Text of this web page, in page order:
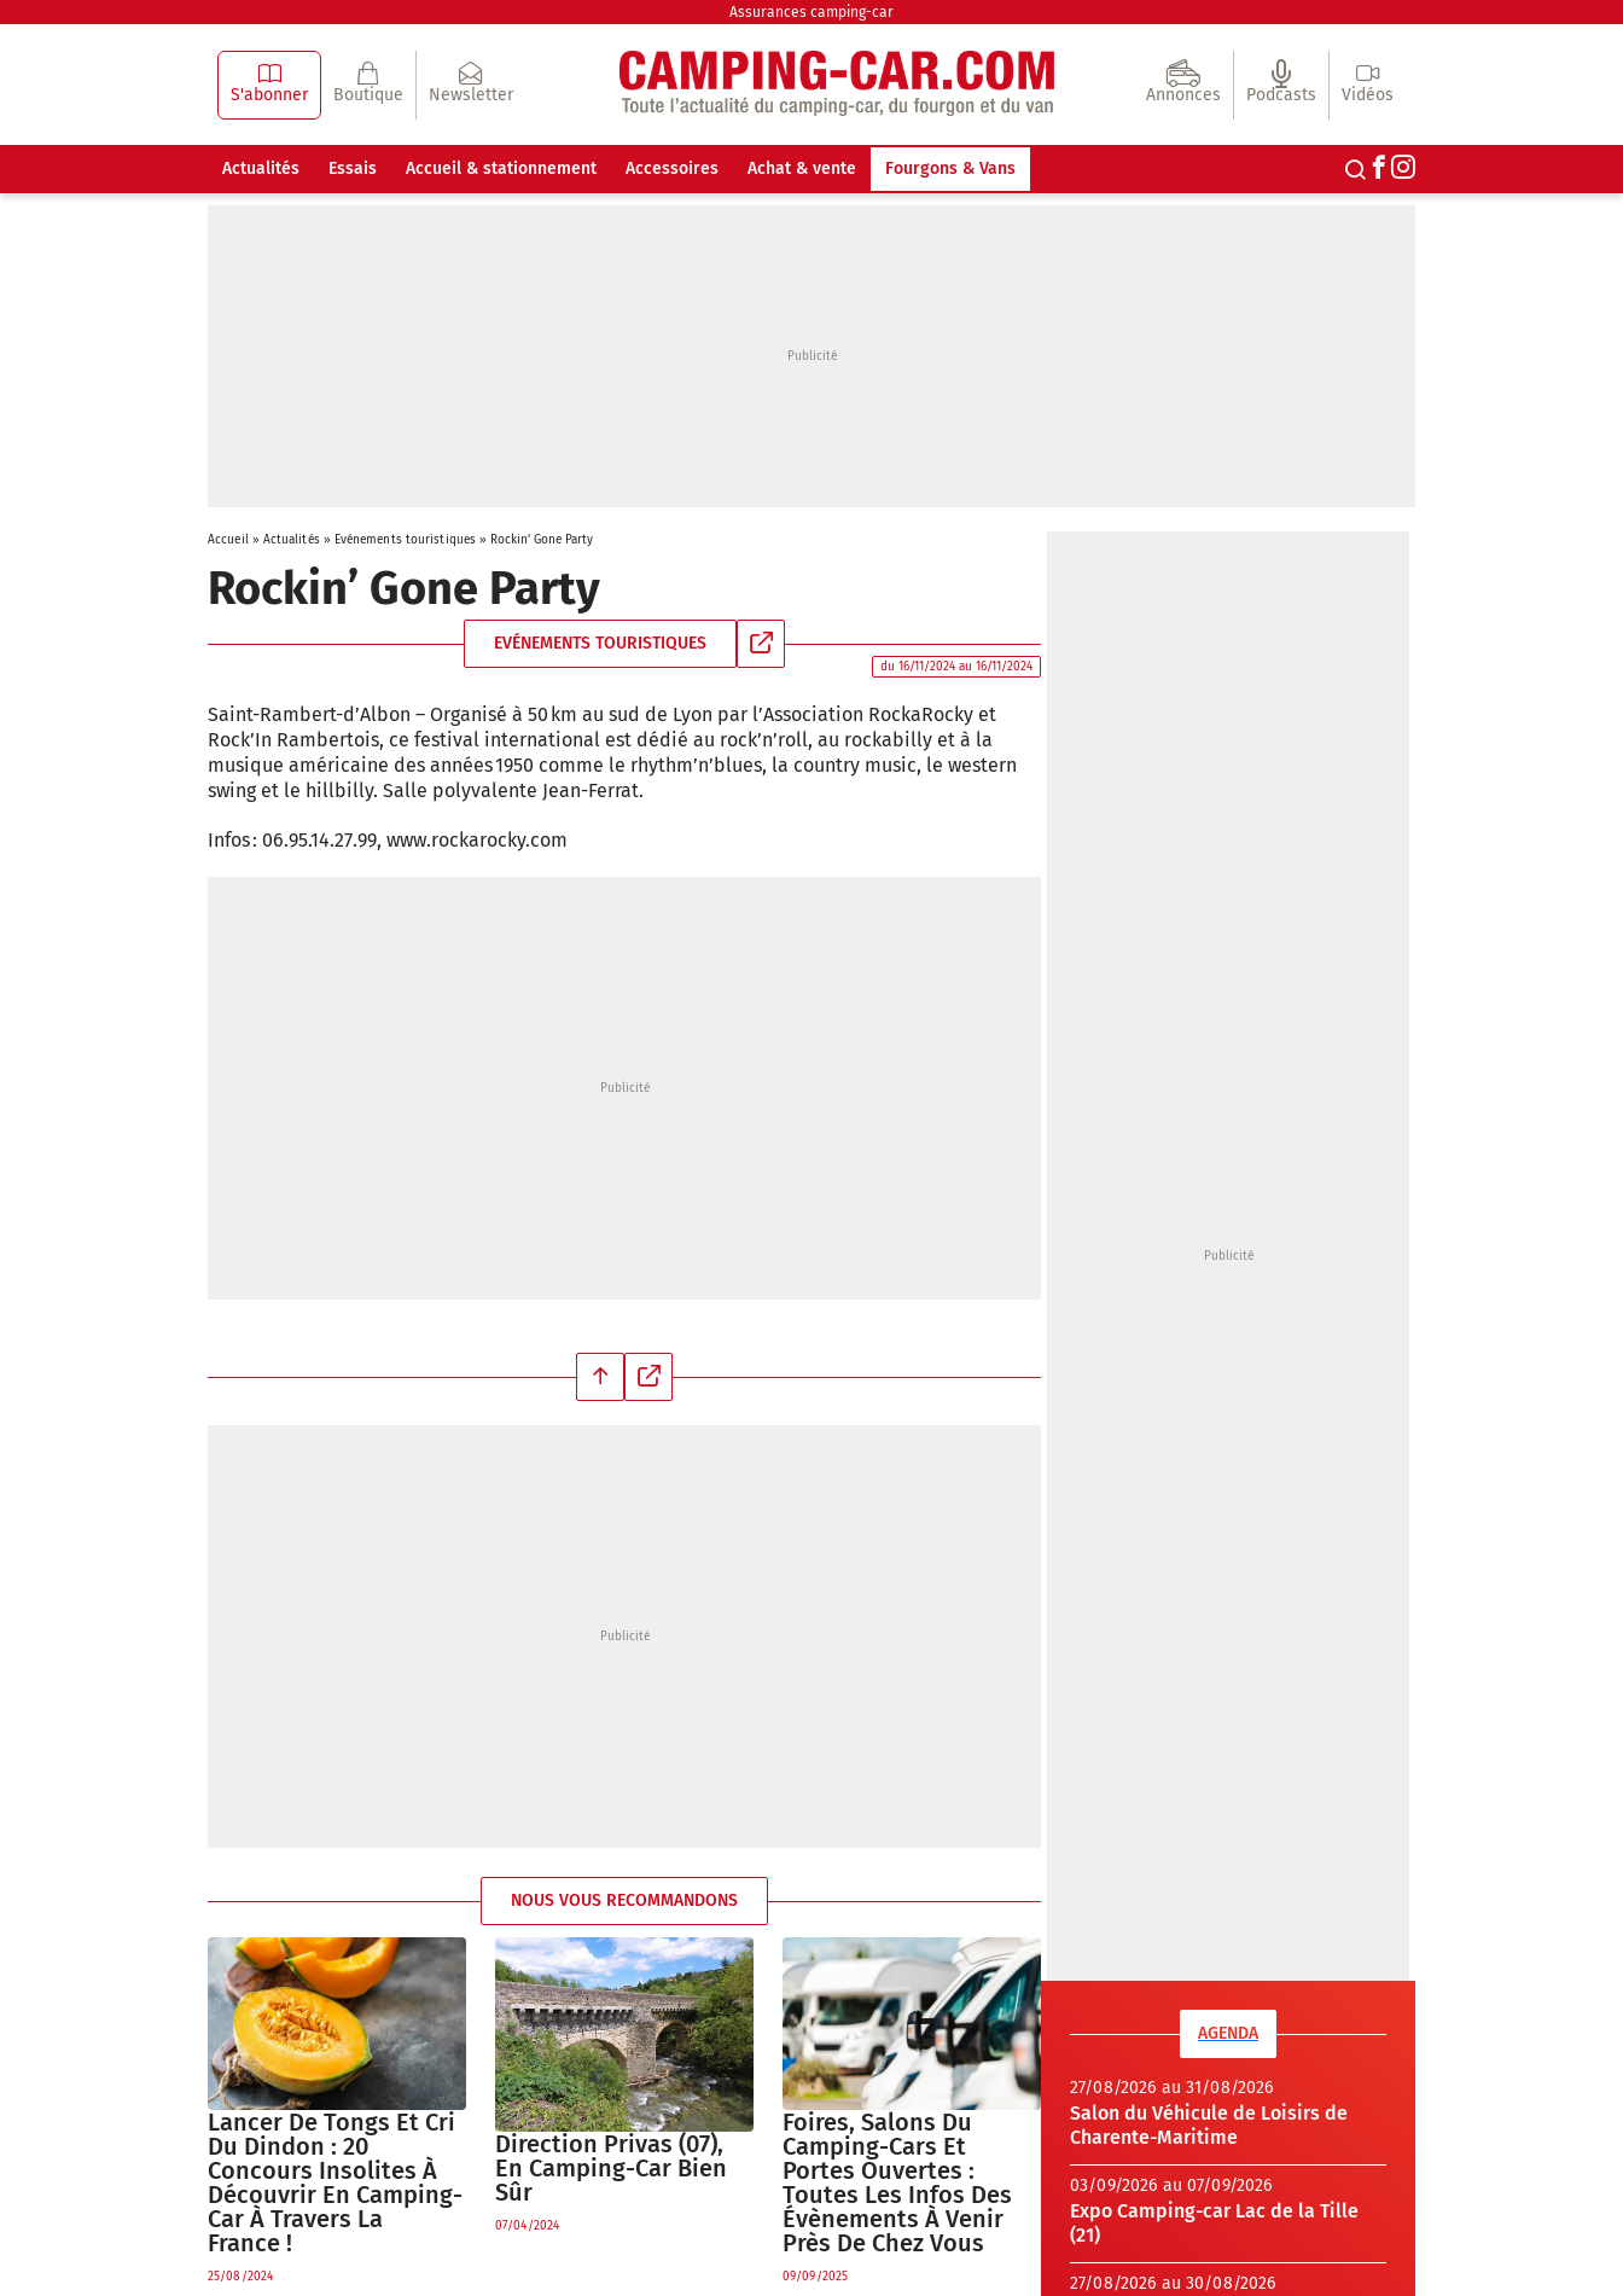
Assurances camping-car
S'abonner Boutique Newsletter Annonces Podcasts Vidéos
Actualités Essais Accueil & stationnement Accessoires Achat & vente Fourgons & Vans
Accueil» Actualités» Evénements touristiques » Rockin’ Gone Party
Rockin’ Gone Party
EVÉNEMENTS TOURISTIQUES
du 16/11/2024 au 16/11/2024
Saint-Rambert-d’Albon – Organisé à 50 km au sud de Lyon par l’Association RockaRocky et
Rock’In Rambertois, ce festival international est dédié au rock’n’roll, au rockabilly et à la
musique américaine des années 1950 comme le rhythm’n’blues, la country music, le western
swing et le hillbilly. Salle polyvalente Jean-Ferrat.
Infos : 06.95.14.27.99, www.rockarocky.com
NOUS VOUS RECOMMANDONS
Lancer De Tongs Et Cri
Du Dindon : 20
Concours Insolites À
Découvrir En Camping-
Car À Travers La
France !
25/08/2024
Direction Privas (07),
En Camping-Car Bien
Sûr
07/04/2024
Foires, Salons Du
Camping-Cars Et
Portes Ouvertes :
Toutes Les Infos Des
Évènements À Venir
Près De Chez Vous
09/09/2025
AGENDA
27/08/2026 au 31/08/2026
Salon du Véhicule de Loisirs de
Charente-Maritime
03/09/2026 au 07/09/2026
Expo Camping-car Lac de la Tille
(21)
27/08/2026 au 30/08/2026